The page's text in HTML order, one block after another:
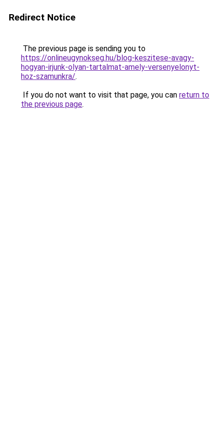
Redirect Notice
The previous page is sending you to
https://onlineugynokseg.hu/blog-keszitese-avagy-
hogyan-irjunk-olyan-tartalmat-amely-versenyelonyt-
hoz-szamunkra/.
If you do not want to visit that page, you can return to
the previous page.